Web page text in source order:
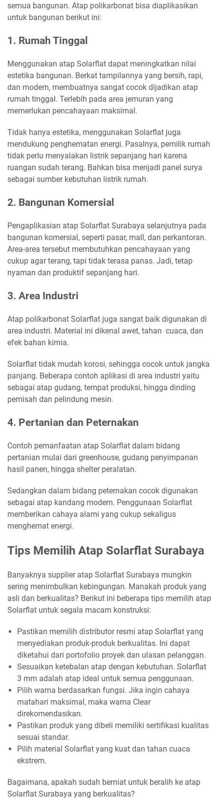
semua bangunan. Atap polikarbonat bisa diaplikasikan
untuk bangunan berikut ini:
1. Rumah Tinggal
Menggunakan atap Solarflat dapat meningkatkan nilai
estetika bangunan. Berkat tampilannya yang bersih, rapi,
dan modern, membuatnya sangat cocok dijadikan atap
rumah tinggal. Terlebih pada area jemuran yang
memerlukan pencahayaan maksimal.
Tidak hanya estetika, menggunakan Solarflat juga
mendukung penghematan energi. Pasalnya, pemilik rumah
tidak perlu menyalakan listrik sepanjang hari karena
ruangan sudah terang. Bahkan bisa menjadi panel surya
sebagai sumber kebutuhan listrik rumah.
2. Bangunan Komersial
Pengaplikasian atap Solarflat Surabaya selanjutnya pada
bangunan komersial, seperti pasar, mall, dan perkantoran.
Area-area tersebut membutuhkan pencahayaan yang
cukup agar terang, tapi tidak terasa panas. Jadi, tetap
nyaman dan produktif sepanjang hari.
3. Area Industri
Atap polikarbonat Solarflat juga sangat baik digunakan di
area industri. Material ini dikenal awet, tahan cuaca, dan
efek bahan kimia.
Solarflat tidak mudah korosi, sehingga cocok untuk jangka
panjang. Beberapa contoh aplikasi di area industri yaitu
sebagai atap gudang, tempat produksi, hingga dinding
pemisah dan pelindung mesin.
4. Pertanian dan Peternakan
Contoh pemanfaatan atap Solarflat dalam bidang
pertanian mulai dari greenhouse, gudang penyimpanan
hasil panen, hingga shelter peralatan.
Sedangkan dalam bidang peternakan cocok digunakan
sebagai atap kandang modern. Penggunaan Solarflat
memberikan cahaya alami yang cukup sekaligus
menghemat energi.
Tips Memilih Atap Solarflat Surabaya
Banyaknya supplier atap Solarflat Surabaya mungkin
sering menimbulkan kebingungan. Manakah produk yang
asli dan berkualitas? Berikut ini beberapa tips memilih atap
Solarflat untuk segala macam konstruksi:
Pastikan memilih distributor resmi atap Solarflat yang
menyediakan produk-produk berkualitas. Ini dapat
diketahui dari portofolio proyek dan ulasan pelanggan.
Sesuaikan ketebalan atap dengan kebutuhan. Solarflat
3 mm adalah atap ideal untuk semua penggunaan.
Pilih warna berdasarkan fungsi. Jika ingin cahaya
matahari maksimal, maka warna Clear
direkomendasikan.
Pastikan produk yang dibeli memiliki sertifikasi kualitas
sesuai standar.
Pilih material Solarflat yang kuat dan tahan cuaca
ekstrem.
Bagaimana, apakah sudah berniat untuk beralih ke atap
Solarflat Surabaya yang berkualitas?